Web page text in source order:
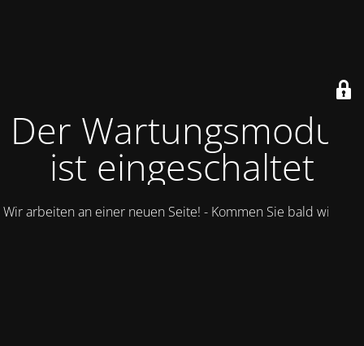
Der Wartungsmodus
ist eingeschaltet
Wir arbeiten an einer neuen Seite! - Kommen Sie bald wieder.